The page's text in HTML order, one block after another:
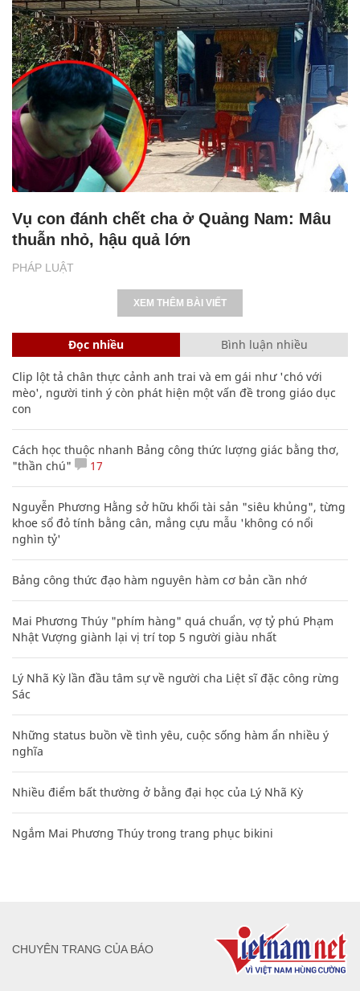
PHÁP LUẬT
Vụ con đánh chết cha ở Quảng Nam: Mâu
thuẫn nhỏ, hậu quả lớn
XEM THÊM BÀI VIẾT
Đọc nhiều Bình luận nhiều
Clip lột tả chân thực cảnh anh trai và em gái như 'chó với
mèo', người tinh ý còn phát hiện một vấn đề trong giáo dục
con
Cách học thuộc nhanh Bảng công thức lượng giác bằng thơ,
"thần chú"
17
Nguyễn Phương Hằng sở hữu khối tài sản "siêu khủng", từng
khoe sổ đỏ tính bằng cân, mắng cựu mẫu 'không có nổi
nghìn tỷ'
Bảng công thức đạo hàm nguyên hàm cơ bản cần nhớ
Mai Phương Thúy "phím hàng" quá chuẩn, vợ tỷ phú Phạm
Nhật Vượng giành lại vị trí top 5 người giàu nhất
Lý Nhã Kỳ lần đầu tâm sự về người cha Liệt sĩ đặc công rừng
Sác
Những status buồn về tình yêu, cuộc sống hàm ẩn nhiều ý
nghĩa
Nhiều điểm bất thường ở bằng đại học của Lý Nhã Kỳ
Ngắm Mai Phương Thúy trong trang phục bikini
CHUYÊN TRANG CỦA BÁO